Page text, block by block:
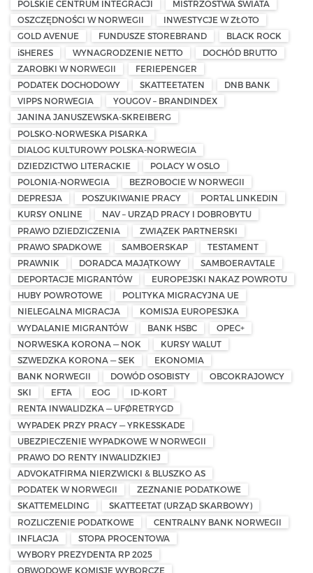
POLSKIE CENTRUM INTEGRACJI
MISTRZOSTWA ŚWIATA
OSZCZĘDNOŚCI W NORWEGII
INWESTYCJE W ZŁOTO
GOLD AVENUE
FUNDUSZE STOREBRAND
BLACK ROCK
iSHERES
WYNAGRODZENIE NETTO
DOCHÓD BRUTTO
ZAROBKI W NORWEGII
FERIEPENGER
PODATEK DOCHODOWY
SKATTEETATEN
DNB BANK
VIPPS NORWEGIA
YOUGOV – BRANDINDEX
JANINA JANUSZEWSKA-SKREIBERG
POLSKO-NORWESKA PISARKA
DIALOG KULTUROWY POLSKA-NORWEGIA
DZIEDZICTWO LITERACKIE
POLACY W OSLO
POLONIA-NORWEGIA
BEZROBOCIE W NORWEGII
DEPRESJA
POSZUKIWANIE PRACY
PORTAL LINKEDIN
KURSY ONLINE
NAV – URZĄD PRACY I DOBROBYTU
PRAWO DZIEDZICZENIA
ZWIĄZEK PARTNERSKI
PRAWO SPADKOWE
SAMBOERSKAP
TESTAMENT
PRAWNIK
DORADCA MAJĄTKOWY
SAMBOERAVTALE
DEPORTACJE MIGRANTÓW
EUROPEJSKI NAKAZ POWROTU
HUBY POWROTOWE
POLITYKA MIGRACYJNA UE
NIELEGALNA MIGRACJA
KOMISJA EUROPESJKA
WYDALANIE MIGRANTÓW
BANK HSBC
OPEC+
NORWESKA KORONA — NOK
KURSY WALUT
SZWEDZKA KORONA — SEK
EKONOMIA
BANK NORWEGII
DOWÓD OSOBISTY
OBCOKRAJOWCY
SKI
EFTA EOG
ID-KORT
RENTA INWALIDZKA — UFØRETRYGD
WYPADEK PRZY PRACY — YRKESSKADE
UBEZPIECZENIE WYPADKOWE W NORWEGII
PRAWO DO RENTY INWALIDZKIEJ
ADVOKATFIRMA NIERZWICKI & BLUSZKO AS
PODATEK W NORWEGII
ZEZNANIE PODATKOWE
SKATTEMELDING
SKATTEETAT (URZĄD SKARBOWY)
ROZLICZENIE PODATKOWE
CENTRALNY BANK NORWEGII
INFLACJA
STOPA PROCENTOWA
WYBORY PREZYDENTA RP 2025
OBWODOWE KOMISJE WYBORCZE